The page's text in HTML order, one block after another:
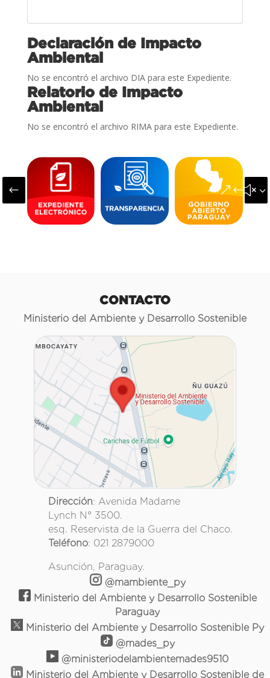
Declaración de Impacto
Ambiental
No se encontró el archivo DIA para este Expediente.
Relatorio de Impacto
Ambiental
No se encontró el archivo RIMA para este Expediente.
#
CONTACTO
Ministerio del Ambiente y Desarrollo Sostenible
Dirección: Avenida Madame
Lynch N° 3500.
esq. Reservista de la Guerra del Chaco.
Teléfono: 021 2879000
Asunción, Paraguay.
@mambiente_py
Ministerio del Ambiente y Desarrollo Sostenible
Paraguay
Ministerio del Ambiente y Desarrollo Sostenible Py
@mades_py
@ministeriodelambientemades9510
Ministerio del Ambiente y Desarrollo Sostenible de